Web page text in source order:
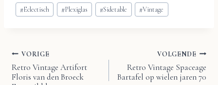
Bericht
tags:
#Eclectisch #Plexiglas #Sidetable #Vintage
Bericht
VORIGE
Retro Vintage Artifort
Floris van den Broeck
VOLGENDE
Retro Vintage Spaceage
Bartafel op wielen jaren 70